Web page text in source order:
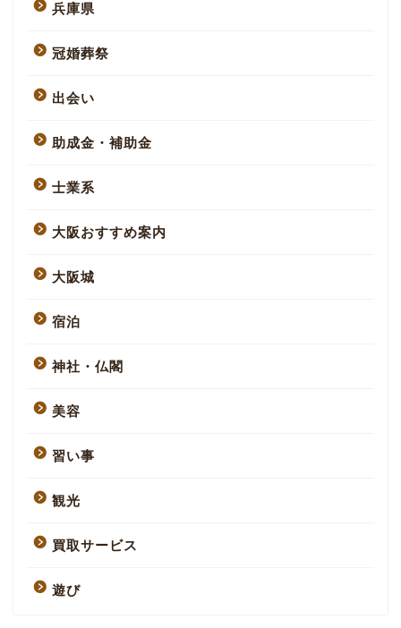
兵庫県
冠婚葬祭
出会い
助成金・補助金
士業系
大阪おすすめ案内
大阪城
宿泊
神社・仏閣
美容
習い事
観光
買取サービス
遊び